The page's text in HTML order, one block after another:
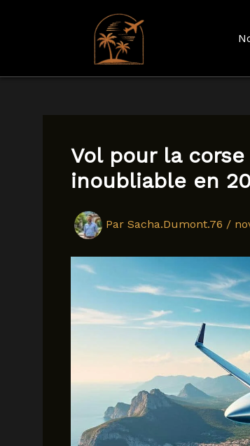
Aller
Vol pour la
inoubliable en
Par Sacha.Dumont.76 /